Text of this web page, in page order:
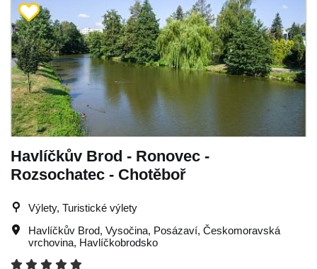
Havlíčkův Brod - Ronovec -
Rozsochatec - Chotěboř
Výlety, Turistické výlety
Havlíčkův Brod, Vysočina, Posázaví, Českomoravská
vrchovina, Havlíčkobrodsko